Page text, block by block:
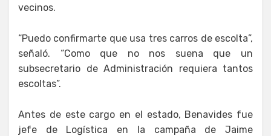
vecinos.
“Puedo confirmarte que usa tres carros de escolta”,
señaló. “Como que no nos suena que un
subsecretario de Administración requiera tantos
escoltas”.
Antes de este cargo en el estado, Benavides fue
jefe de Logística en la campaña de Jaime